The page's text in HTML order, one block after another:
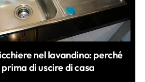
nel lavandino: perché
di uscire di casa